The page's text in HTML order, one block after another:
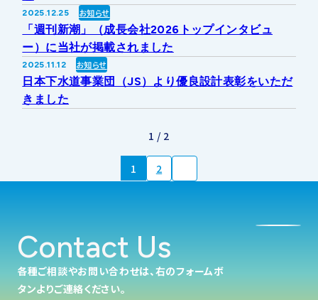
2025.12.25 お知らせ
「週刊新潮」（成長会社2026トップインタビュ
ー）に当社が掲載されました
2025.11.12 お知らせ
日本下水道事業団（JS）より優良設計表彰をいただ
きました
1 / 2
1 2
Contact Us
各種ご相談やお問い合わせは、右のフォームボ
タンよりご連絡ください。